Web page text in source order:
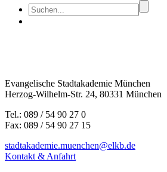
Evangelische Stadtakademie München
Herzog-Wilhelm-Str. 24, 80331 München
Tel.: 089 / 54 90 27 0
Fax: 089 / 54 90 27 15
stadtakademie.muenchen@elkb.de
Kontakt & Anfahrt